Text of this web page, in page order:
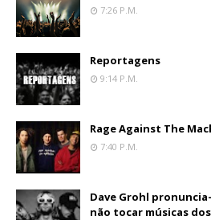
7:26 P.m.
Reportagens
9:14 P.m.
Rage Against The
7:40 P.m.
Dave Grohl
não tocar músicas